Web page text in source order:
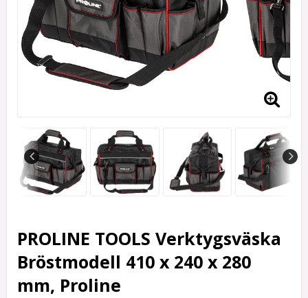
PROLINE TOOLS Verktygsväska
Bröstmodell 410 x 240 x 280
mm, Proline